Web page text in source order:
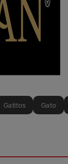
Gatitos Gato